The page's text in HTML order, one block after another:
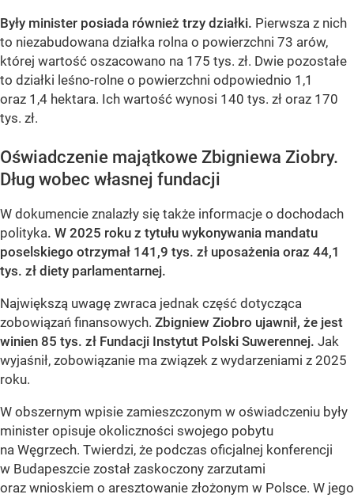
Były minister posiada również trzy działki. Pierwsza z nich
to niezabudowana działka rolna o powierzchni 73 arów,
której wartość oszacowano na 175 tys. zł. Dwie pozostałe
to działki leśno-rolne o powierzchni odpowiednio 1,1
oraz 1,4 hektara. Ich wartość wynosi 140 tys. zł oraz 170
tys. zł.
Oświadczenie majątkowe Zbigniewa Ziobry.
Dług wobec własnej fundacji
W dokumencie znalazły się także informacje o dochodach
polityka. W 2025 roku z tytułu wykonywania mandatu
poselskiego otrzymał 141,9 tys. zł uposażenia oraz 44,1
tys. zł diety parlamentarnej.
Największą uwagę zwraca jednak część dotycząca
zobowiązań finansowych. Zbigniew Ziobro ujawnił, że jest
winien 85 tys. zł Fundacji Instytut Polski Suwerennej. Jak
wyjaśnił, zobowiązanie ma związek z wydarzeniami z 2025
roku.
W obszernym wpisie zamieszczonym w oświadczeniu były
minister opisuje okoliczności swojego pobytu
na Węgrzech. Twierdzi, że podczas oficjalnej konferencji
w Budapeszcie został zaskoczony zarzutami
oraz wnioskiem o aresztowanie złożonym w Polsce. W jego